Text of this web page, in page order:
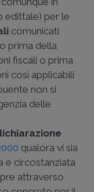
edittale) per le
comunicati
prima della
fiscali o prima
così applicabili
non si
delle
qualora vi sia
e circostanziata
attraverso